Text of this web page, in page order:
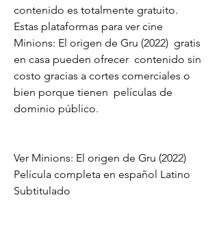
contenido es totalmente gratuito.
Estas plataformas para ver cine
Minions: El origen de Gru (2022)  gratis
en casa pueden ofrecer  contenido sin
costo gracias a cortes comerciales o
bien porque tienen  películas de
dominio público.
Ver Minions: El origen de Gru (2022)
Película completa en español Latino
Subtitulado